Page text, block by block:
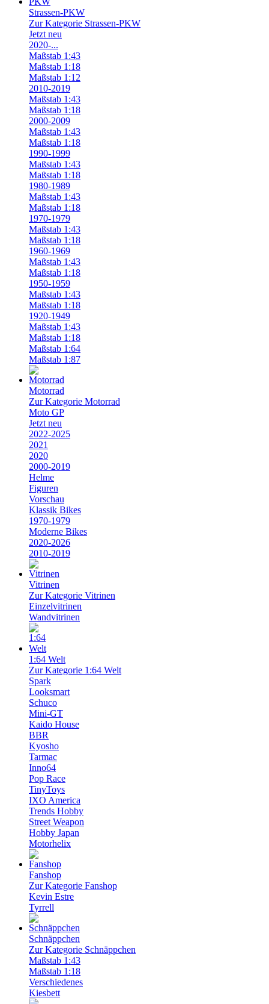
Strassen-PKW
Zur Kategorie Strassen-PKW
Jetzt neu
2020-...
Maßstab 1:43
Maßstab 1:18
Maßstab 1:12
2010-2019
Maßstab 1:43
Maßstab 1:18
2000-2009
Maßstab 1:43
Maßstab 1:18
1990-1999
Maßstab 1:43
Maßstab 1:18
1980-1989
Maßstab 1:43
Maßstab 1:18
1970-1979
Maßstab 1:43
Maßstab 1:18
1960-1969
Maßstab 1:43
Maßstab 1:18
1950-1959
Maßstab 1:43
Maßstab 1:18
1920-1949
Maßstab 1:43
Maßstab 1:18
Maßstab 1:64
Maßstab 1:87
Motorrad
Zur Kategorie Motorrad
Moto GP
Jetzt neu
2022-2025
2021
2020
2000-2019
Helme
Figuren
Vorschau
Klassik Bikes
1970-1979
Moderne Bikes
2020-2026
2010-2019
Vitrinen
Zur Kategorie Vitrinen
Einzelvitrinen
Wandvitrinen
1:64 Welt
Zur Kategorie 1:64 Welt
Spark
Looksmart
Schuco
Mini-GT
Kaido House
BBR
Kyosho
Tarmac
Inno64
Pop Race
TinyToys
IXO America
Trends Hobby
Street Weapon
Hobby Japan
Motorhelix
Fanshop
Zur Kategorie Fanshop
Kevin Estre
Tyrrell
Schnäppchen
Zur Kategorie Schnäppchen
Maßstab 1:43
Maßstab 1:18
Verschiedenes
Kiesbett